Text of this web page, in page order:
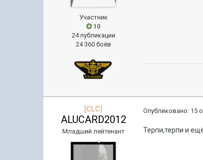
Участник
10
24 публикации
24 360 боёв
[CLC]
ALUCARD2012
Младший лейтенант
Опубликовано: 15
Терпи,терпи и